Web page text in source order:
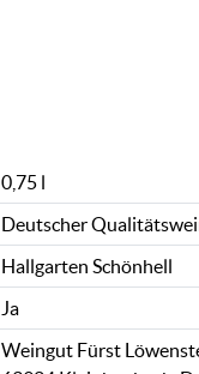
0,75 l
Deutscher
Hallgarten Schönhell
Ja
Weingut Fürst